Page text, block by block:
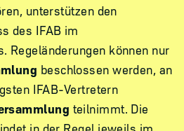
unterstützen den
des IFAB im
Regeländerungen können nur
beschlossen werden, an
IFAB-Vertretern
teilnimmt. Die
in der Regel jeweils im